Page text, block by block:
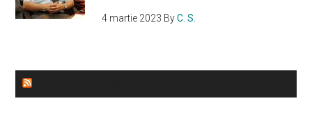
4 martie 2023 ByC. S.